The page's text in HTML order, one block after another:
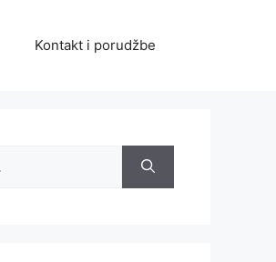
Kontakt i porudžbe